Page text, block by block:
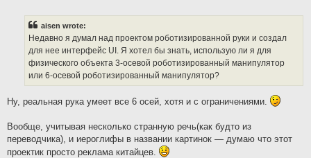
aisen wrote:
Недавно я думал над проектом роботизированной руки и создал
для нее интерфейс UI. Я хотел бы знать, использую ли я для
физического объекта 3-осевой роботизированный манипулятор
или 6-осевой роботизированный манипулятор?
Ну, реальная рука умеет все 6 осей, хотя и с ограничениями.
Вообще, учитывая несколько странную речь(как будто из
переводчика), и иероглифы в названии картинок — думаю что этот
проектик просто реклама китайцев.